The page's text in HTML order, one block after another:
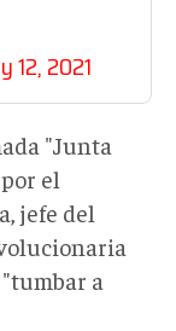
12, 2021
"Junta
el
jefe del
a